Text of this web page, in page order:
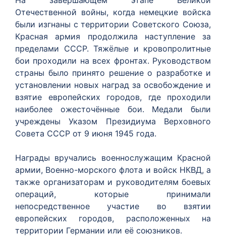
Отечественной войны, когда немецкие войска
были изгнаны с территории Советского Союза,
Красная армия продолжила наступление за
пределами СССР. Тяжёлые и кровопролитные
бои проходили на всех фронтах. Руководством
страны было принято решение о разработке и
установлении новых наград за освобождение и
взятие европейских городов, где проходили
наиболее ожесточённые бои. Медали были
учреждены Указом Президиума Верховного
Совета СССР от 9 июня 1945 года.
Награды вручались военнослужащим Красной
армии, Военно-морского флота и войск НКВД, а
также организаторам и руководителям боевых
операций, которые принимали
непосредственное участие во взятии
европейских городов, расположенных на
территории Германии или её союзников.